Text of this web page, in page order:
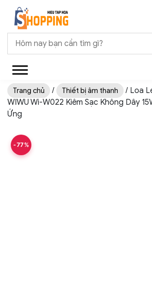
Trang chủ / Thiết bị âm thanh
/ Loa
WIWU Wi-W022 Kiêm Sạc Không Dây
Ứng
-77%